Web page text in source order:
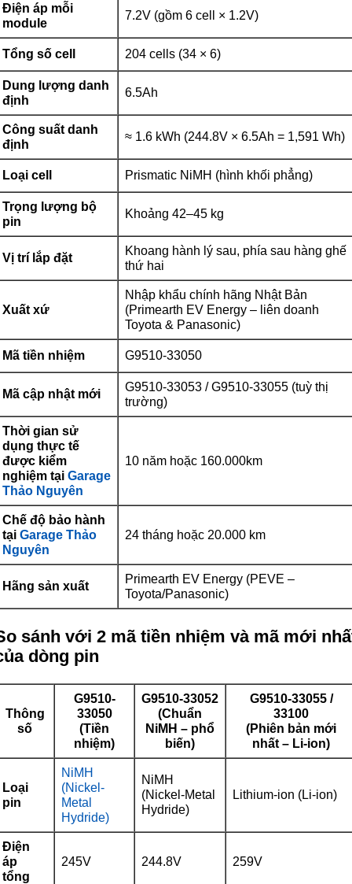
Điện áp mỗi
module
7.2V (gồm 6 cell × 1.2V)
Tổng số cell 204 cells (34 × 6)
Dung lượng danh
định
6.5Ah
Công suất danh
định
≈ 1.6 kWh (244.8V × 6.5Ah = 1,591 Wh)
Loại cell Prismatic NiMH (hình khối phẳng)
Trọng lượng bộ
pin
Khoảng 42–45 kg
Vị trí lắp đặt
Khoang hành lý sau, phía sau hàng ghế
thứ hai
Xuất xứ
Nhập khẩu chính hãng Nhật Bản
(Primearth EV Energy – liên doanh
Toyota & Panasonic)
Mã tiền nhiệm G9510-33050
Mã cập nhật mới
G9510-33053 / G9510-33055 (tuỳ thị
trường)
Thời gian sử
dụng thực tế
được kiểm
nghiệm tại Garage
Thảo Nguyên
10 năm hoặc 160.000km
Chế độ bảo hành
tại Garage Thảo
Nguyên
24 tháng hoặc 20.000 km
Hãng sản xuất
Primearth EV Energy (PEVE –
Toyota/Panasonic)
sánh với 2 mã tiền nhiệm và mã mới
dòng pin
Thông
số
G9510-
33050
(Tiền
nhiệm)
G9510-33052
(Chuẩn
NiMH – phổ
biến)
G9510-33055 /
33100
(Phiên bản mới
nhất – Li-ion)
Loại
pin
NiMH
(Nickel-
Metal
Hydride)
NiMH
(Nickel-Metal
Hydride)
Lithium-ion (Li-ion)
Điện
áp
tổng
245V 244.8V 259V